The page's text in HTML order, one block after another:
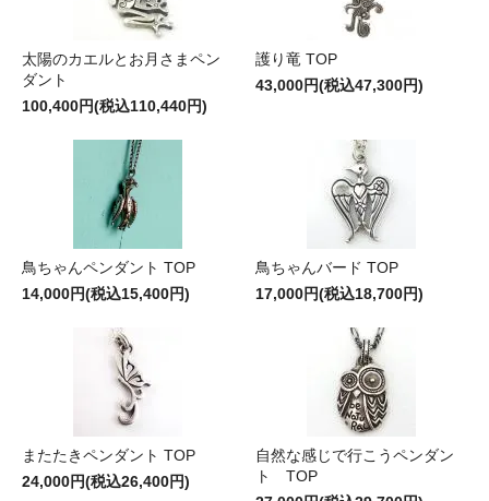
太陽のカエルとお月さまペン
ダント
100,400円(税込110,440円)
護り竜 TOP
43,000円(税込47,300円)
鳥ちゃんペンダント TOP
14,000円(税込15,400円)
鳥ちゃんバード TOP
17,000円(税込18,700円)
またたきペンダント TOP
24,000円(税込26,400円)
自然な感じで行こうペンダン
ト TOP